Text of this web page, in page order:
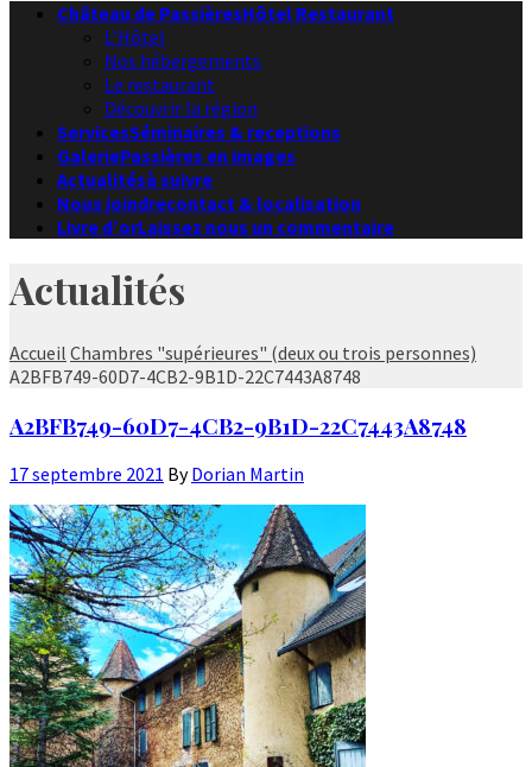
Château de PassièresHôtel Restaurant
L’Hôtel
Nos hébergements
Le restaurant
Découvrir la région
ServicesSéminaires & receptions
GaleriePassières en images
Actualitésà suivre
Nous joindrecontact & localisation
Livre d’orLaissez nous un commentaire
Actualités
Accueil Chambres "supérieures" (deux ou trois personnes)
A2BFB749-60D7-4CB2-9B1D-22C7443A8748
A2BFB749-60D7-4CB2-9B1D-22C7443A8748
17 septembre 2021 ByDorian Martin